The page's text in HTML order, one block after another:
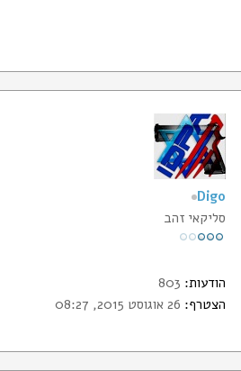
Digo
סליקאי זהב
הודעות:
הצטרף: